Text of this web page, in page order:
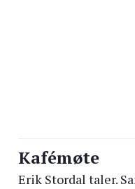
Kafémøte
Erik Stordal taler.